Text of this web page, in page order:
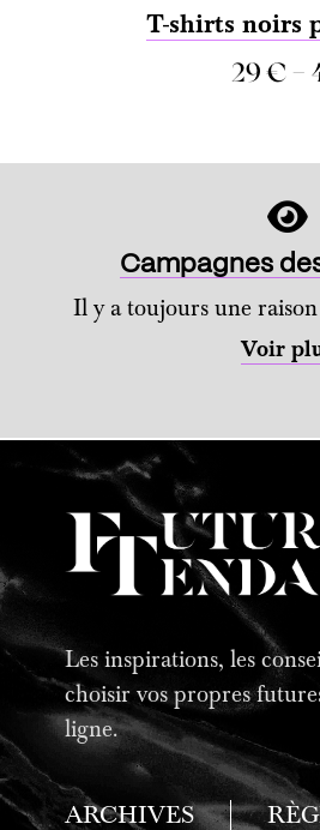
T-shirts noirs
29 € –
Campagnes
Il y a toujours une
Voir
Les inspirations, les
choisir vos propres
ligne.
ARCHIVES